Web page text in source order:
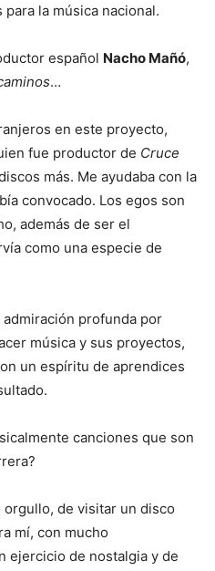
la música nacional.
español Nacho Mañó,
…
en este proyecto,
fue productor de Cruce
más. Me ayudaba con la
convocado. Los egos son
además de ser el
como una especie de
profunda por
música y sus proyectos,
un espíritu de aprendices
canciones que son
orgullo, de visitar un disco
mí, con mucho
ejercicio de nostalgia y de